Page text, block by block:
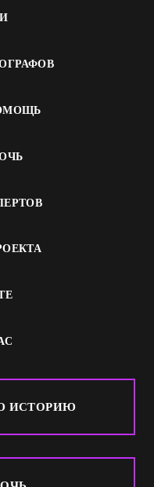
ИСТОРИЮ